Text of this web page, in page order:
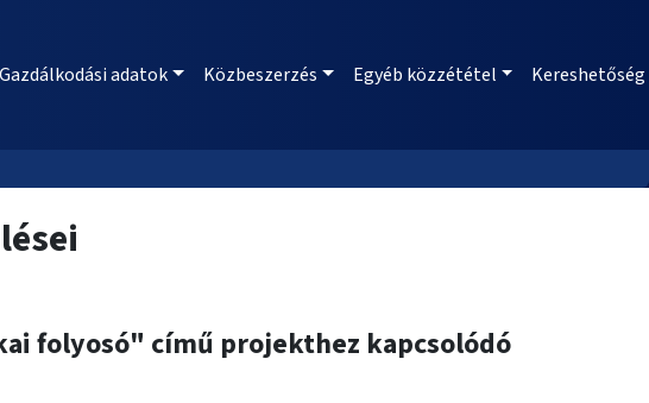
Gazdálkodási adatok Közbeszerzés Egyéb közzététel Kereshetőség
folyosó" című projekthez kapcsolódó